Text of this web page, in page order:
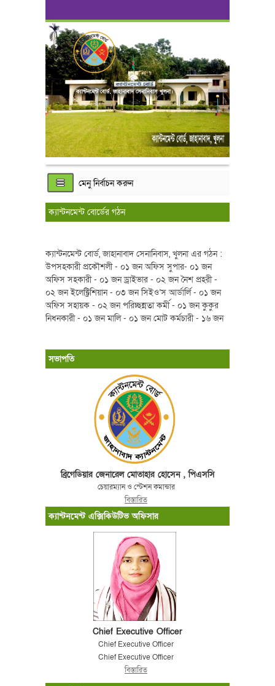
ক্যান্টনমেন্ট বোর্ড, জাহানাবাদ সেনানিবাস খুলনা।
মেনু নির্বাচন করুন
ক্যান্টনমেন্ট বোর্ডের গঠন
ক্যান্টনমেন্ট বোর্ড, জাহানাবাদ সেনানিবাস, খুলনা এর গঠন :
উপসহকারী প্রকৌশলী - ০১ জন অফিস সুপার- ০১ জন
অফিস সহকারী - ০১ জন ড্রাইভার - ০২ জন নৈশ প্রহরী -
০২ জন ইলেক্ট্রিশিয়ান - ০৩ জন সিইও’স আর্ডার্লি - ০১ জন
অফিস সহায়ক - ০২ জন পরিচ্ছন্নতা কর্মী - ০১ জন কুকুর
নিধনকারী - ০১ জন মালি - ০১ জন মোট কর্মচারী - ১৬ জন
সভাপতি
ব্রিগেডিয়ার জেনারেল মোতাহার হোসেন , পিএসসি
চেয়ারম্যান ও স্টেশন কমান্ডার
বিস্তারিত
ক্যান্টনমেন্ট এক্সিকিউটিভ অফিসার
Chief Executive Officer
Chief Executive Officer
Chief Executive Officer
বিস্তারিত